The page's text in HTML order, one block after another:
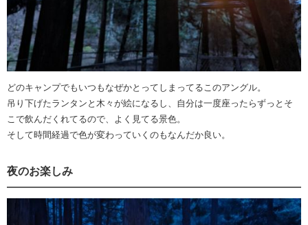
どのキャンプでもいつもなぜかとってしまってるこのアングル。
吊り下げたランタンと木々が絵になるし、自分は一度座ったらずっとそ
こで飲んだくれてるので、よく見てる景色。
そして時間経過で色が変わっていくのもなんだか良い。
夜のお楽しみ